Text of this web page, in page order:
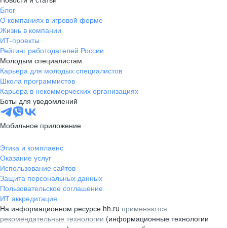
Блог
О компаниях в игровой форме
Жизнь в компании
ИТ-проекты
Рейтинг работодателей России
Молодым специалистам
Карьера для молодых специалистов
Школа программистов
Карьера в некоммерческих организациях
Боты для уведомлений
Мобильное приложение
Этика и комплаенс
Оказание услуг
Использование сайтов
Защита персональных данных
Пользовательское соглашение
ИТ аккредитация
На информационном ресурсе hh.ru применяются
рекомендательные технологии (информационные технологии